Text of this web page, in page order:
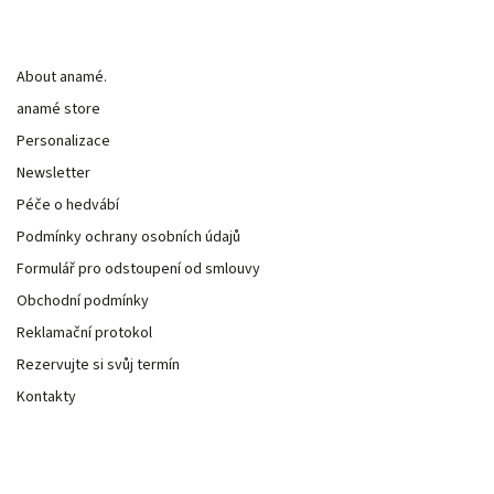
About anamé.
anamé store
Personalizace
Newsletter
Péče o hedvábí
Podmínky ochrany osobních údajů
Formulář pro odstoupení od smlouvy
Obchodní podmínky
Reklamační protokol
Rezervujte si svůj termín
Kontakty